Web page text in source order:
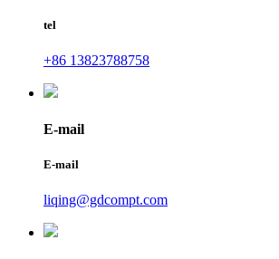
tel
+86 13823788758
E-mail
E-mail
liqing@gdcompt.com